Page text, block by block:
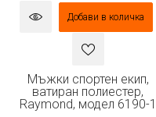
Добави в количка
Мъжки спортен екип,
ватиран полиестер,
Raymond, модел 6190-1